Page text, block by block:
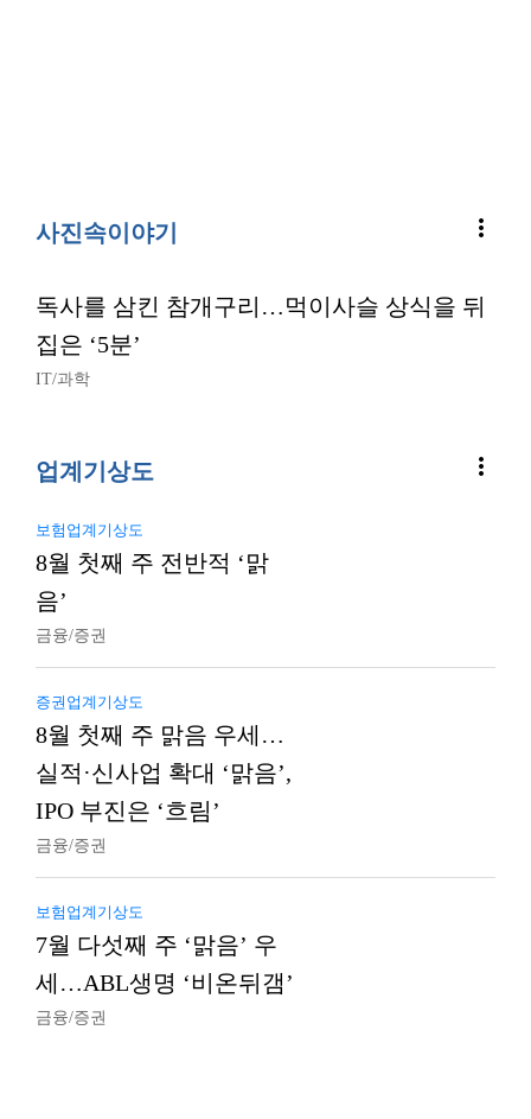
사진속이야기 more_vert
독사를 삼킨 참개구리…먹이사슬 상식을 뒤
집은 ‘5분’
IT/과학
업계기상도 more_vert
보험업계기상도
8월 첫째 주 전반적 ‘맑
음’
금융/증권
증권업계기상도
8월 첫째 주 맑음 우세…
실적·신사업 확대 ‘맑음’,
IPO 부진은 ‘흐림’
금융/증권
보험업계기상도
7월 다섯째 주 ‘맑음’ 우
세…ABL생명 ‘비온뒤갬’
금융/증권